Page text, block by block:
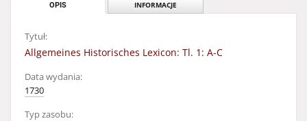
OPIS INFORMACJE
Tytuł:
Allgemeines Historisches Lexicon: Tl. 1: A-C
Data wydania:
1730
Typ zasobu: